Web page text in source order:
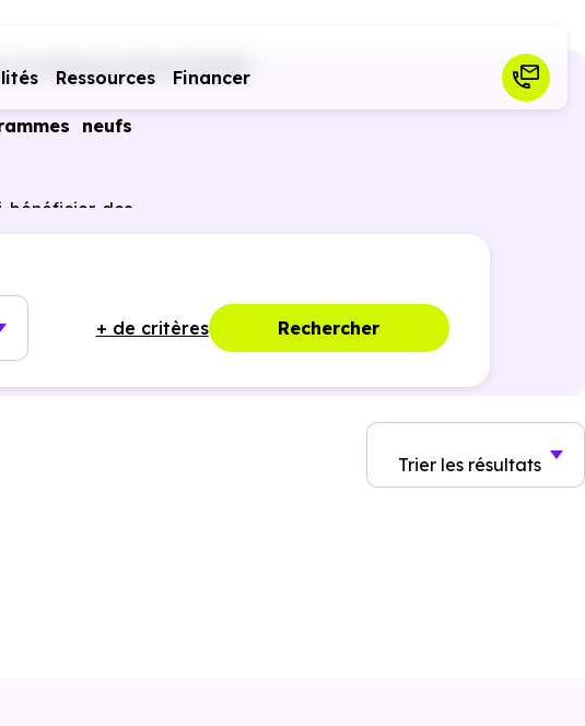
Ressources Financer
(31) Bourg-d'Oueil (31110)
neufs
bénéficier des
+ de critères Rechercher
Trier les résultats